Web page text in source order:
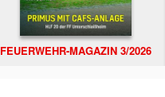
FEUERWEHR-MAGAZIN 3/2026